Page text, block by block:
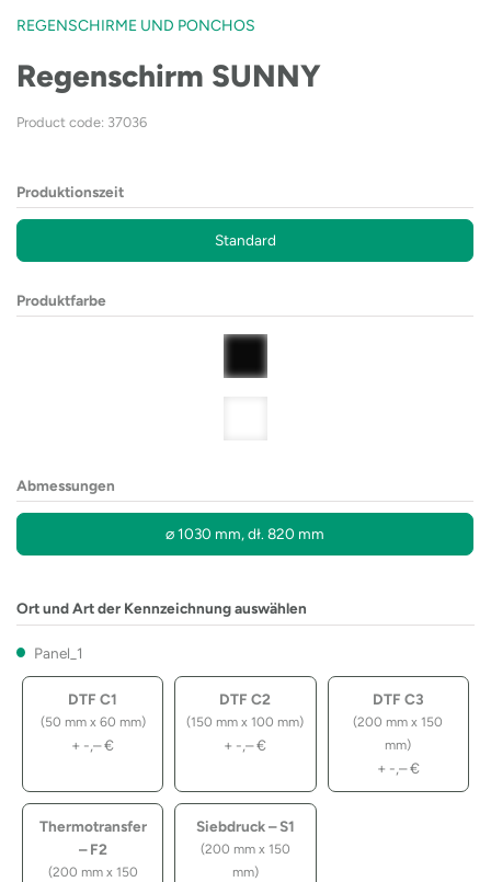
REGENSCHIRME UND PONCHOS
Regenschirm SUNNY
Product code: 37036
Produktionszeit
Standard
Produktfarbe
Abmessungen
⌀ 1030 mm, dł. 820 mm
Ort und Art der Kennzeichnung auswählen
Panel_1
DTF C1
(50 mm x 60 mm)
+ -,–€
DTF C2
(150 mm x 100 mm)
+ -,–€
DTF C3
(200 mm x 150
mm)
+ -,–€
Thermotransfer
– F2
(200 mm x 150
Siebdruck – S1
(200 mm x 150
mm)